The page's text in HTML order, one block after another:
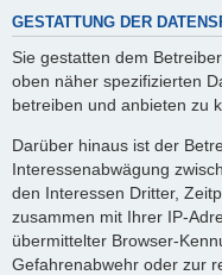
GESTATTUNG DER
Sie gestatten dem
oben näher spezifizierten
betreiben und anbieten zu
Darüber hinaus ist der
Interessenabwägung
den Interessen Dritter,
zusammen mit Ihrer IP-
übermittelter Browser-
Gefahrenabwehr oder zur